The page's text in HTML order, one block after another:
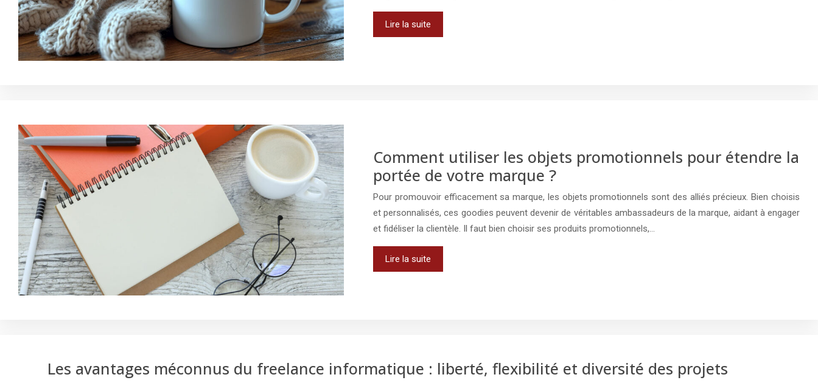
Lire la suite
Comment utiliser les objets promotionnels pour étendre la
portée de votre marque ?
Pour promouvoir efficacement sa marque, les objets promotionnels sont des alliés précieux. Bien choisis
et personnalisés, ces goodies peuvent devenir de véritables ambassadeurs de la marque, aidant à engager
et fidéliser la clientèle. Il faut bien choisir ses produits promotionnels,…
Lire la suite
Les avantages méconnus du freelance informatique : liberté, flexibilité et diversité des projets